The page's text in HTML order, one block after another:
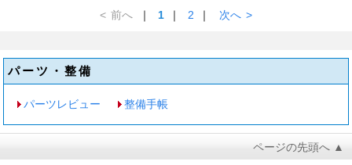
< 前へ ｜ 1 ｜ 2 ｜ 次へ >
パーツ・整備
パーツレビュー 整備手帳
ページの先頭へ ▲